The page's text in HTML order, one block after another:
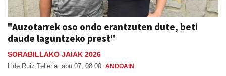
"Auzotarrek oso ondo erantzuten dute, beti
daude laguntzeko prest"
SORABILLAKO JAIAK 2026
Lide Ruiz Telleria abu 07, 08:00 ANDOAIN